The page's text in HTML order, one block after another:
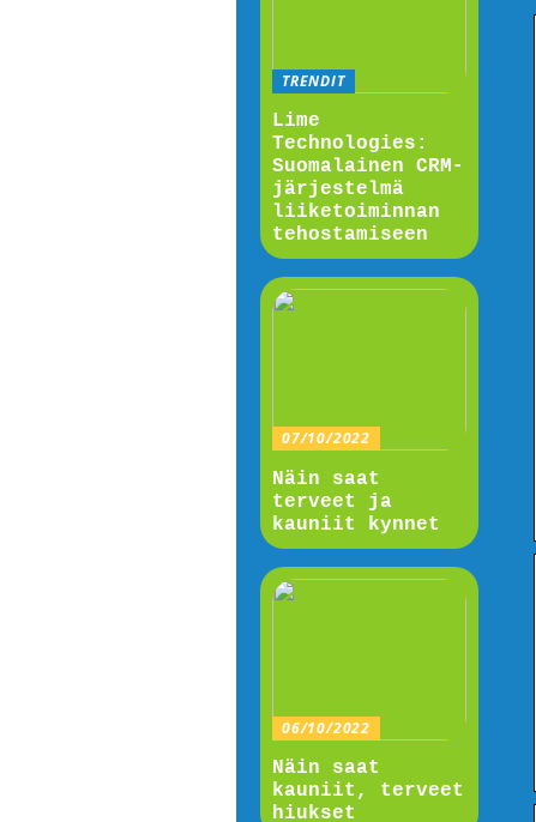
TRENDIT
Lime
Technologies:
Suomalainen CRM-
järjestelmä
liiketoiminnan
tehostamiseen
07/10/2022
Näin saat
terveet ja
kauniit kynnet
06/10/2022
Näin saat
kauniit, terveet
hiukset